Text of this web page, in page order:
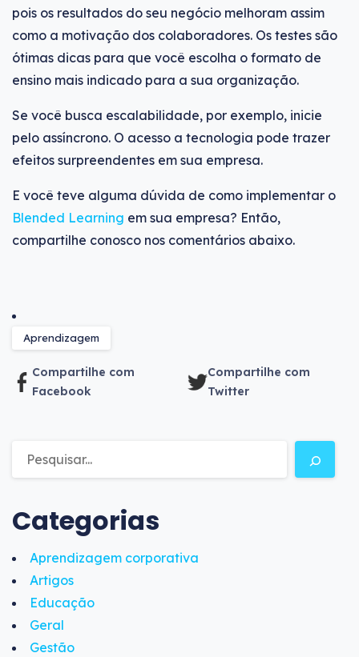
pois os resultados do seu negócio melhoram assim
como a motivação dos colaboradores. Os testes são
ótimas dicas para que você escolha o formato de
ensino mais indicado para a sua organização.
Se você busca escalabilidade, por exemplo, inicie
pelo assíncrono. O acesso a tecnologia pode trazer
efeitos surpreendentes em sua empresa.
E você teve alguma dúvida de como implementar o
Blended Learning em sua empresa? Então,
compartilhe conosco nos comentários abaixo.
Aprendizagem
Compartilhe com
Facebook
Compartilhe com
Twitter
Categorias
Aprendizagem corporativa
Artigos
Educação
Geral
Gestão